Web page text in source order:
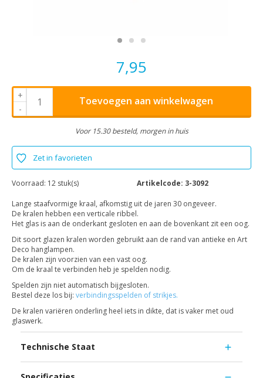
7,95
+
-
Toevoegen aan winkelwagen
Voor 15.30 besteld, morgen in huis
Zet in favorieten
Voorraad: 12 stuk(s) Artikelcode: 3-3092
Lange staafvormige kraal, afkomstig uit de jaren 30 ongeveer.
De kralen hebben een verticale ribbel.
Het glas is aan de onderkant gesloten en aan de bovenkant zit een oog.
Dit soort glazen kralen worden gebruikt aan de rand van antieke en Art
Deco hanglampen.
De kralen zijn voorzien van een vast oog.
Om de kraal te verbinden heb je spelden nodig.
Spelden zijn niet automatisch bijgesloten.
Bestel deze los bij: verbindingsspelden of strikjes.
De kralen variëren onderling heel iets in dikte, dat is vaker met oud
glaswerk.
Technische Staat